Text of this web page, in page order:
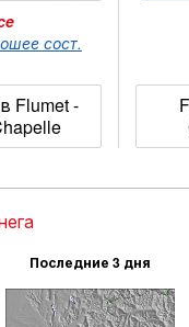
сост.
Flumet -
Последние 3 дня